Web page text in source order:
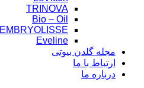
TRINOVA
Bio – Oil
EMBRYOLISSE
Eveline
مجله گلدن بیوتی
ارتباط با ما
درباره ما